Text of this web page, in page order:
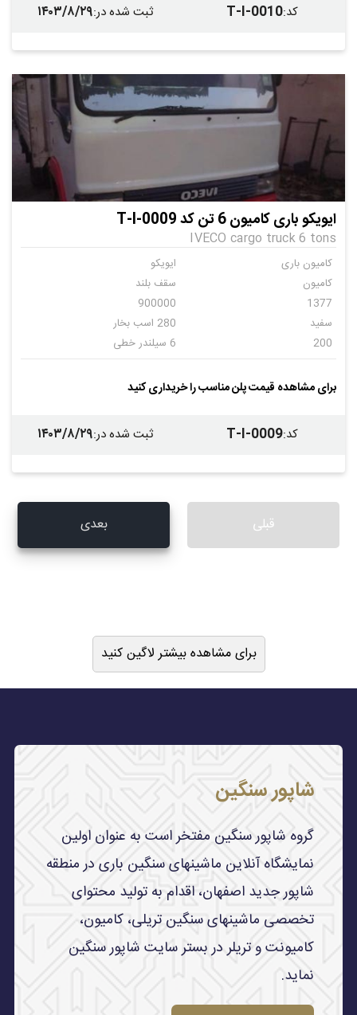
کد:
T-I-0010 ثبت شده در:۱۴۰۳/۸/۲۹
ایویکو باری کامیون 6 تن کد T-I-0009
IVECO cargo truck 6 tons
کامیون باری
ایویکو
کامیون
سقف بلند
1377
900000
سفید
280 اسب بخار
200
6 سیلندر خطی
لبه دار
ایویکو
برای مشاهده قیمت پلن مناسب را خریداری کنید
کد:
T-I-0009 ثبت شده در:۱۴۰۳/۸/۲۹
قبلی بعدی
برای مشاهده بیشتر لاگین کنید
شاپور سنگین
گروه شاپور سنگین مفتخر است به عنوان اولین
نمایشگاه آنلاین ماشینهای سنگین باری در منطقه
شاپور جدید اصفهان، اقدام به تولید محتوای
تخصصی ماشینهای سنگین تریلی، کامیون،
کامیونت و تریلر در بستر سایت شاپور سنگین
نماید.